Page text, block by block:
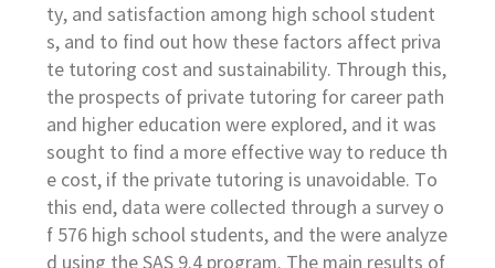
ty, and satisfaction among high school student
s, and to find out how these factors affect priva
te tutoring cost and sustainability. Through this,
the prospects of private tutoring for career path
and higher education were explored, and it was
sought to find a more effective way to reduce th
e cost, if the private tutoring is unavoidable. To
this end, data were collected through a survey o
f 576 high school students, and the were analyze
d using the SAS 9.4 program. The main results of